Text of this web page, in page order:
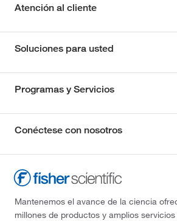
Atención al cliente
Soluciones para usted
Programas y Servicios
Conéctese con nosotros
Mantenemos el avance de la ciencia
millones de productos y amplios